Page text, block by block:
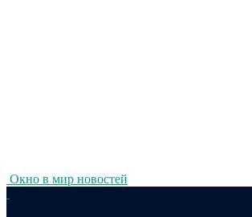
Окно в мир новостей